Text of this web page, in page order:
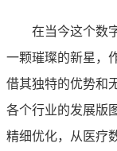
在当今这个数
一颗璀璨的新星，
借其独特的优势和
各个行业的发展版
精细优化，从医疗